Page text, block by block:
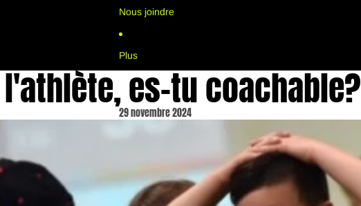
Nous joindre
Plus
l'athlète, es-tu coachable?
29 novembre 2024